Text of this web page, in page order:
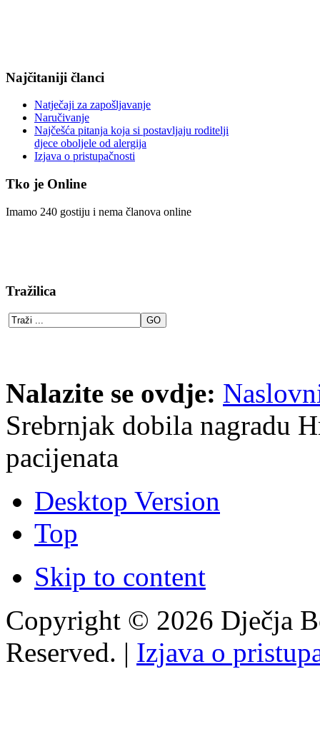
Najčitaniji članci
Natječaji za zapošljavanje
Naručivanje
Najčešća pitanja koja si postavljaju roditelji
djece oboljele od alergija
Izjava o pristupačnosti
Tko je Online
Imamo 240 gostiju i nema članova online
Tražilica
Nalazite se ovdje:
Srebrnjak dobila nagradu
pacijenata
Desktop Version
Top
Skip to content
Copyright © 2026 Dječja
Reserved. | Izjava o